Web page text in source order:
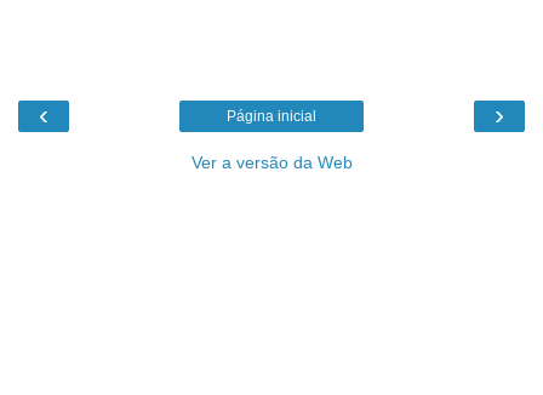
‹ ›
Página inicial
Ver a versão da Web